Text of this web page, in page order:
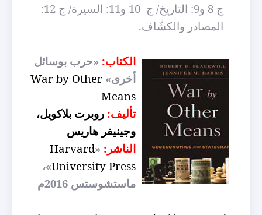
ج 8 و9: التاريخ/ ج
10 و11: السيرة/ ج 12:
المصادر والكشّاف.
الكتاب: «حرب بوسائل
أخرى»War by Other
Means
تأليف:روبرت بلاكويل،
وجينيفر هاريس
الناشر: «
Harvard
University Press»،
ماستشوستس 2016م